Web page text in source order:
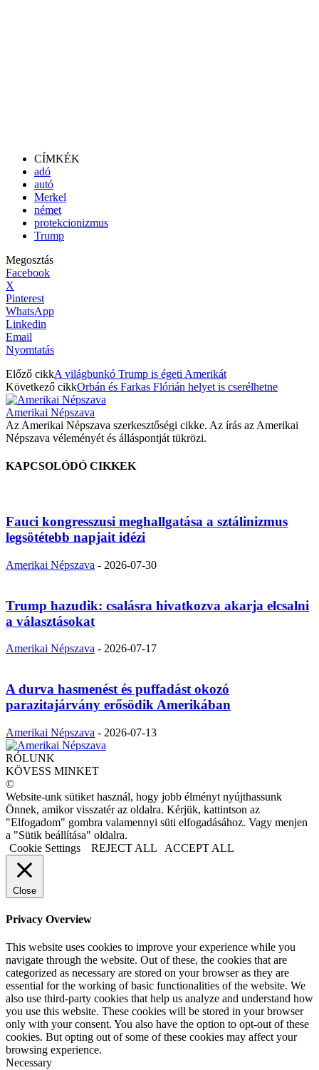
CÍMKÉK
adó
autó
Merkel
német
protekcionizmus
Trump
Megosztás
Facebook
X
Pinterest
WhatsApp
Linkedin
Email
Nyomtatás
Előző cikkA világbunkó Trump is égeti Amerikát
Következő cikkOrbán és Farkas Flórián helyet is cserélhetne
Amerikai Népszava
Az Amerikai Népszava szerkesztőségi cikke. Az írás az Amerikai
Népszava véleményét és álláspontját tükrözi.
KAPCSOLÓDÓ CIKKEK
Fauci kongresszusi meghallgatása a sztálinizmus
legsötétebb napjait idézi
Amerikai Népszava - 2026-07-30
Trump hazudik: csalásra hivatkozva akarja elcsalni
a választásokat
Amerikai Népszava - 2026-07-17
A durva hasmenést és puffadást okozó
parazitajárvány erősödik Amerikában
Amerikai Népszava - 2026-07-13
RÓLUNK
KÖVESS MINKET
©
Website-unk sütiket használ, hogy jobb élményt nyújthassunk
Önnek, amikor visszatér az oldalra. Kérjük, kattintson az
"Elfogadom" gombra valamennyi süti elfogadásához. Vagy menjen
a "Sütik beállítása" oldalra.
Cookie Settings
REJECT ALL ACCEPT ALL
Close
Privacy Overview
This website uses cookies to improve your experience while you
navigate through the website. Out of these, the cookies that are
categorized as necessary are stored on your browser as they are
essential for the working of basic functionalities of the website. We
also use third-party cookies that help us analyze and understand how
you use this website. These cookies will be stored in your browser
only with your consent. You also have the option to opt-out of these
cookies. But opting out of some of these cookies may affect your
browsing experience.
Necessary